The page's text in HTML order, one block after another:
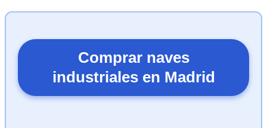
Comprar naves
industriales en Madrid